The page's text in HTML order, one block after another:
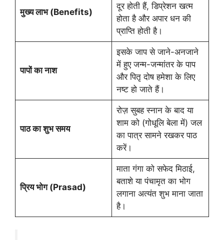
मुख्य लाभ (Benefits)
दूर होती हैं, डिप्रेशन खत्म
होता है और अपार धन की
प्राप्ति होती है।
पापों का नाश
इसके जाप से जाने-अनजाने
में हुए जन्म-जन्मांतर के पाप
और पितृ दोष हमेशा के लिए
नष्ट हो जाते हैं।
पाठ का शुभ समय
रोज़ सुबह स्नान के बाद या
शाम को (गोधूलि बेला में) जल
का पात्र सामने रखकर पाठ
करें।
प्रिय भोग (Prasad)
माता गंगा को सफेद मिठाई,
बताशे या पंचामृत का भोग
लगाना अत्यंत शुभ माना जाता
है।